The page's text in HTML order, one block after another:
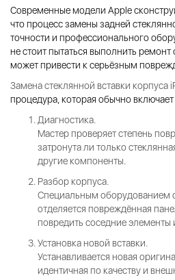
Современные модели Apple
что процесс замены задней
точности и профессионального
не стоит пытаться выполнить
может привести к серьёзным
Замена стеклянной вставки корпуса
процедура, которая обычно
Диагностика.
Мастер проверяет степень
затронута ли только
другие компоненты.
Разбор корпуса.
Специальным оборудованием
отделяется повреждённая
повредить соседние элементы
Установка новой вставки.
Устанавливается новая
идентичная по качеству и